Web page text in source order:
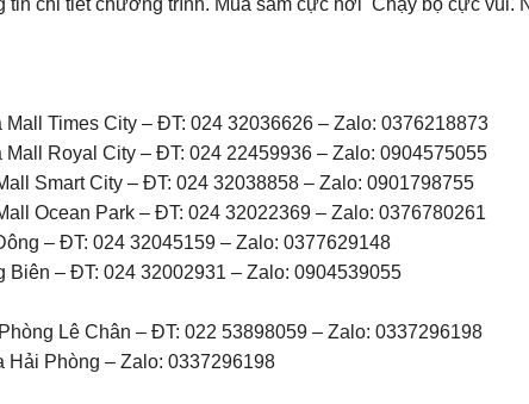
Times City – ĐT: 024 32036626 – Zalo: 0376218873
Royal City – ĐT: 024 22459936 – Zalo: 0904575055
Smart City – ĐT: 024 32038858 – Zalo: 0901798755
Ocean Park – ĐT: 024 32022369 – Zalo: 0376780261
– ĐT: 024 32045159 – Zalo: 0377629148
Biên – ĐT: 024 32002931 – Zalo: 0904539055
Lê Chân – ĐT: 022 53898059 – Zalo: 0337296198
Hải Phòng – Zalo: 0337296198